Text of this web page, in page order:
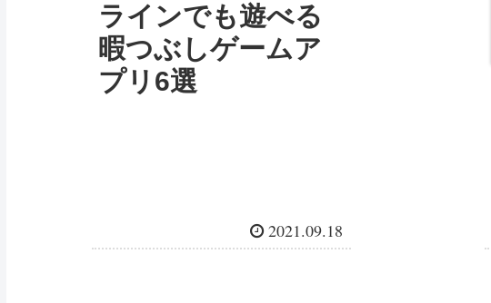
ラインでも遊べる
暇つぶしゲームア
プリ6選
2021.09.18